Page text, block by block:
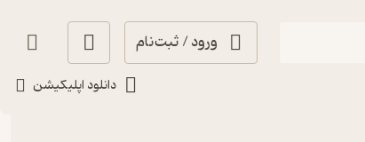
ورود / ثبت‌نام
دانلود اپلیکیشن